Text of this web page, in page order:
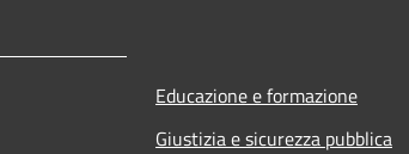
Educazione e formazione
Giustizia e sicurezza pubblica